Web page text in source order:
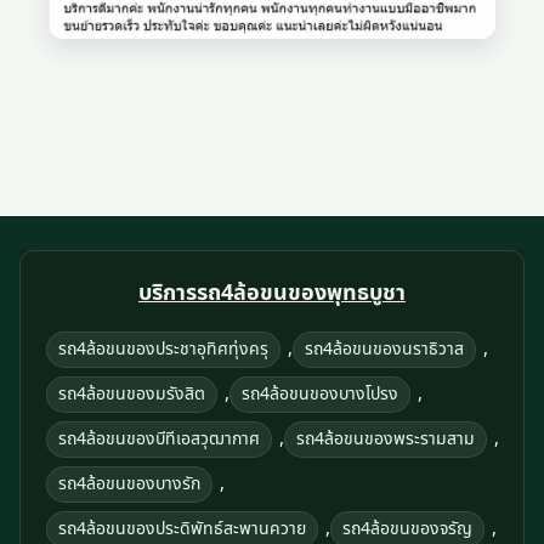
บริการรถ4ล้อขนของพุทธบูชา
รถ4ล้อขนของประชาอุทิศทุ่งครุ , รถ4ล้อขนของนราธิวาส ,
รถ4ล้อขนของมรังสิต , รถ4ล้อขนของบางโปรง ,
รถ4ล้อขนของบีทีเอสวุฒากาศ , รถ4ล้อขนของพระรามสาม ,
รถ4ล้อขนของบางรัก ,
รถ4ล้อขนของประดิพัทธ์สะพานควาย , รถ4ล้อขนของจรัญ ,